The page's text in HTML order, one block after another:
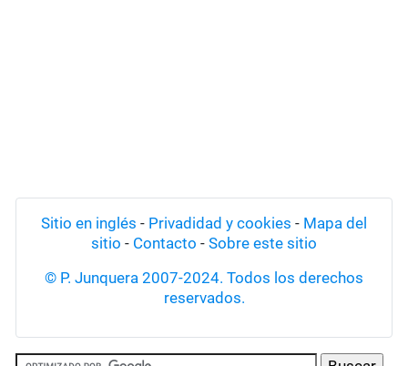
Sitio en inglés - Privadidad y cookies - Mapa del
sitio - Contacto - Sobre este sitio
© P. Junquera 2007-2024. Todos los derechos
reservados.